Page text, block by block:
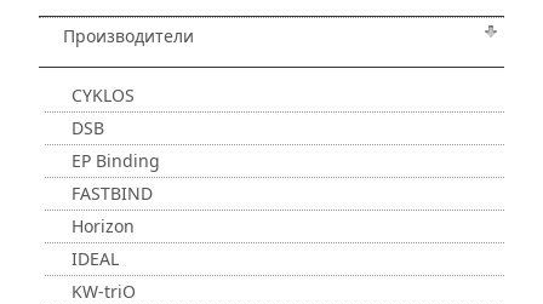
Производители
CYKLOS
DSB
EP Binding
FASTBIND
Horizon
IDEAL
KW-triO